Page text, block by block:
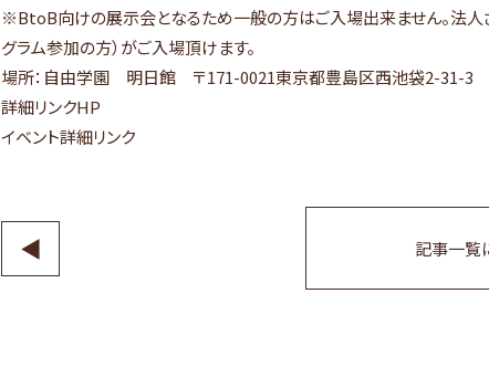
※BtoB向けの展示会となるため一般の方はご入場出来ません。法人
グラム参加の方）がご入場頂けます。
場所：自由学園 明日館 〒171-0021東京都豊島区西池袋2-31-3
詳細リンクHP
イベント詳細リンク
◀ 記事一覧